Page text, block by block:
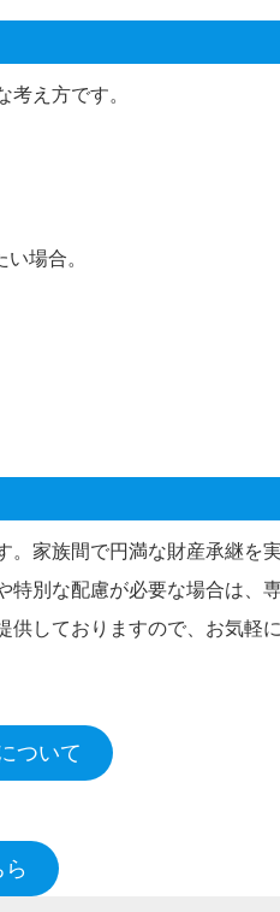
え方です。
場合。
家族間で円満な財産承継を
特別な配慮が必要な場合は、
しておりますので、お気軽
ついて